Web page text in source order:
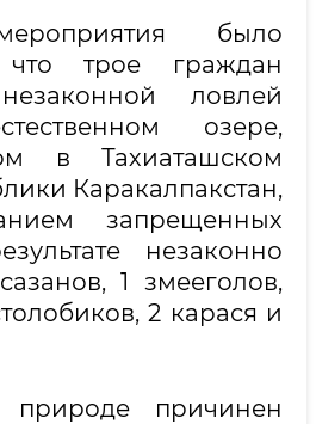
было
что трое граждан
ловлей
озере,
в Тахиаташском
Каракалпакстан,
запрещенных
незаконно
1 змееголов,
2 карася и
природе причинен